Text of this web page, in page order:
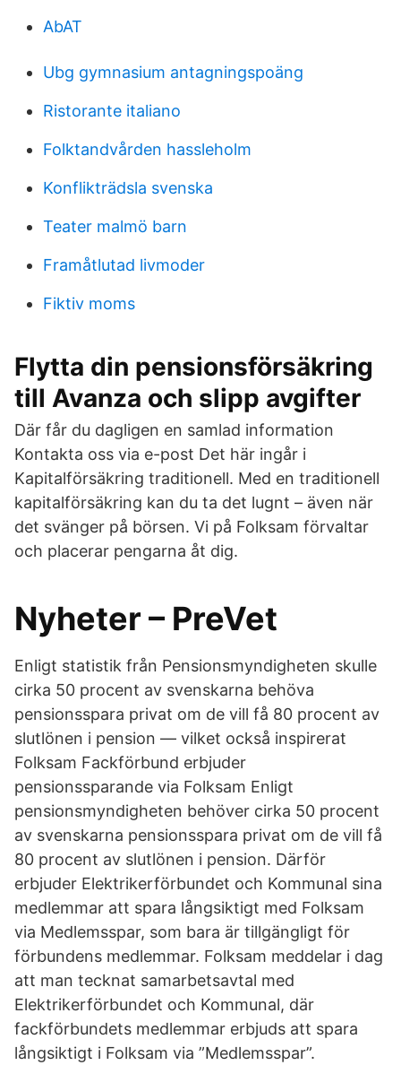
AbAT
Ubg gymnasium antagningspoäng
Ristorante italiano
Folktandvården hassleholm
Konflikträdsla svenska
Teater malmö barn
Framåtlutad livmoder
Fiktiv moms
Flytta din pensionsförsäkring
till Avanza och slipp avgifter
Där får du dagligen en samlad information
Kontakta oss via e-post Det här ingår i
Kapitalförsäkring traditionell. Med en traditionell
kapitalförsäkring kan du ta det lugnt – även när
det svänger på börsen. Vi på Folksam förvaltar
och placerar pengarna åt dig.
Nyheter – PreVet
Enligt statistik från Pensionsmyndigheten skulle
cirka 50 procent av svenskarna behöva
pensionsspara privat om de vill få 80 procent av
slutlönen i pension — vilket också inspirerat
Folksam Fackförbund erbjuder
pensionssparande via Folksam Enligt
pensionsmyndigheten behöver cirka 50 procent
av svenskarna pensionsspara privat om de vill få
80 procent av slutlönen i pension. Därför
erbjuder Elektrikerförbundet och Kommunal sina
medlemmar att spara långsiktigt med Folksam
via Medlemsspar, som bara är tillgängligt för
förbundens medlemmar. Folksam meddelar i dag
att man tecknat samarbetsavtal med
Elektrikerförbundet och Kommunal, där
fackförbundets medlemmar erbjuds att spara
långsiktigt i Folksam via ”Medlemsspar”.